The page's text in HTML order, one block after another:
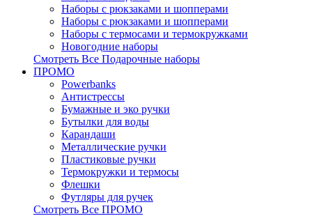
Наборы с рюкзаками и шопперами
Наборы с рюкзаками и шопперами
Наборы с термосами и термокружками
Новогодние наборы
Смотреть Все Подарочные наборы
ПРОМО
Powerbanks
Антистрессы
Бумажные и эко ручки
Бутылки для воды
Карандаши
Металлические ручки
Пластиковые ручки
Термокружки и термосы
Флешки
Футляры для ручек
Смотреть Все ПРОМО